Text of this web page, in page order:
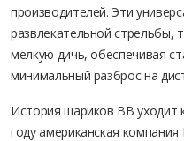
производителей. Эти
развлекательной стрельбы,
мелкую дичь, обеспечивая
минимальный разброс на
История шариков BB уходит
году американская